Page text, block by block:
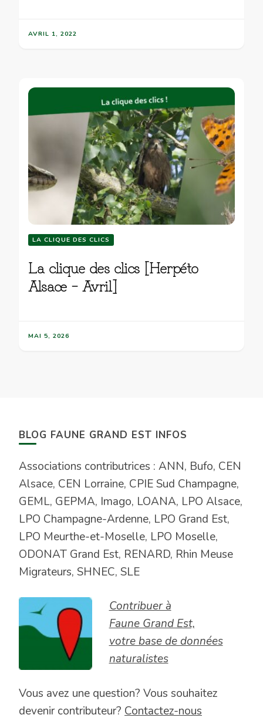
AVRIL 1, 2022
LA CLIQUE DES CLICS
La clique des clics [Herpéto
Alsace – Avril]
MAI 5, 2026
BLOG FAUNE GRAND EST INFOS
Associations contributrices : ANN, Bufo, CEN
Alsace, CEN Lorraine, CPIE Sud Champagne,
GEML, GEPMA, Imago, LOANA, LPO Alsace,
LPO Champagne-Ardenne, LPO Grand Est,
LPO Meurthe-et-Moselle, LPO Moselle,
ODONAT Grand Est, RENARD, Rhin Meuse
Migrateurs, SHNEC, SLE
Contribuer à
Faune Grand Est,
votre base de données
naturalistes
Vous avez une question? Vous souhaitez
devenir contributeur? Contactez-nous